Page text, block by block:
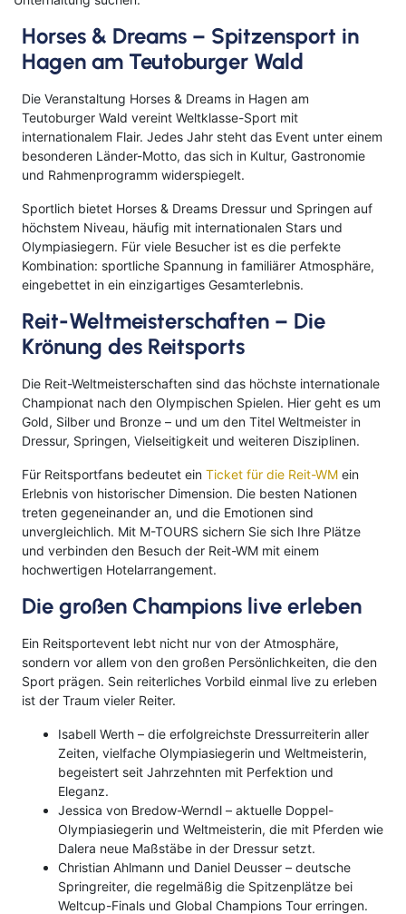
Horses & Dreams – Spitzensport in
Hagen am Teutoburger Wald
Die Veranstaltung Horses & Dreams in Hagen am
Teutoburger Wald vereint Weltklasse-Sport mit
internationalem Flair. Jedes Jahr steht das Event unter einem
besonderen Länder-Motto, das sich in Kultur, Gastronomie
und Rahmenprogramm widerspiegelt.
Sportlich bietet Horses & Dreams Dressur und Springen auf
höchstem Niveau, häufig mit internationalen Stars und
Olympiasiegern. Für viele Besucher ist es die perfekte
Kombination: sportliche Spannung in familiärer Atmosphäre,
eingebettet in ein einzigartiges Gesamterlebnis.
Reit-Weltmeisterschaften – Die
Krönung des Reitsports
Die Reit-Weltmeisterschaften sind das höchste internationale
Championat nach den Olympischen Spielen. Hier geht es um
Gold, Silber und Bronze – und um den Titel Weltmeister in
Dressur, Springen, Vielseitigkeit und weiteren Disziplinen.
Für Reitsportfans bedeutet ein Ticket für die Reit-WM ein
Erlebnis von historischer Dimension. Die besten Nationen
treten gegeneinander an, und die Emotionen sind
unvergleichlich. Mit M-TOURS sichern Sie sich Ihre Plätze
und verbinden den Besuch der Reit-WM mit einem
hochwertigen Hotelarrangement.
Die großen Champions live erleben
Ein Reitsportevent lebt nicht nur von der Atmosphäre,
sondern vor allem von den großen Persönlichkeiten, die den
Sport prägen. Sein reiterliches Vorbild einmal live zu erleben
ist der Traum vieler Reiter.
Isabell Werth – die erfolgreichste Dressurreiterin aller
Zeiten, vielfache Olympiasiegerin und Weltmeisterin,
begeistert seit Jahrzehnten mit Perfektion und
Eleganz.
Jessica von Bredow-Werndl – aktuelle Doppel-
Olympiasiegerin und Weltmeisterin, die mit Pferden wie
Dalera neue Maßstäbe in der Dressur setzt.
Christian Ahlmann und Daniel Deusser – deutsche
Springreiter, die regelmäßig die Spitzenplätze bei
Weltcup-Finals und Global Champions Tour erringen.